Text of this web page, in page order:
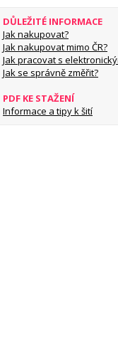
DŮLEŽITÉ INFORMACE
Jak nakupovat?
Jak nakupovat mimo ČR?
Jak pracovat s
Jak se správně změřit?
PDF KE STAŽENÍ
Informace a tipy k šití